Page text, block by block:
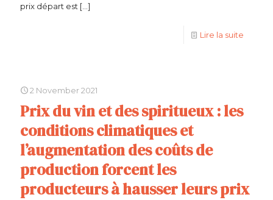
prix départ est […]
Lire la suite
2 November 2021
Prix du vin et des spiritueux : les
conditions climatiques et
l’augmentation des coûts de
production forcent les
producteurs à hausser leurs prix